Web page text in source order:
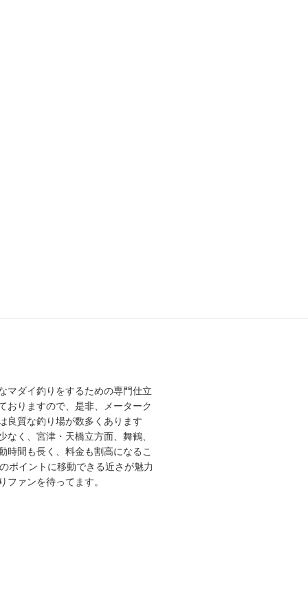
マダイ釣りをするための専門仕立
おりますので、是非、メーターク
良質な釣り場が数多くあります
く、宮津・天橋立方面、舞鶴、
時間も長く、料金も割高になるこ
ポイントに移動できる近さが魅力
ファンを待ってます。